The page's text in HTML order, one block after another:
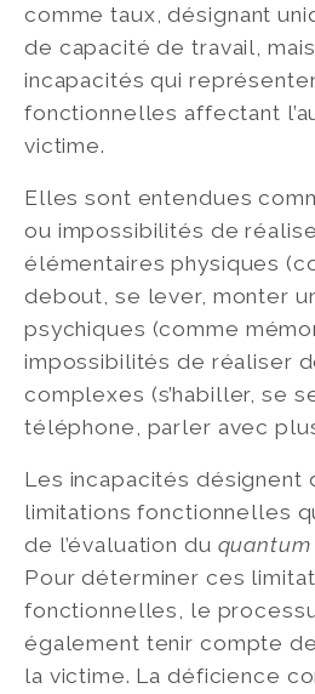
comme taux, désignant
de capacité de travail,
incapacités qui
fonctionnelles affectant
victime.
Elles sont entendues
ou impossibilités de
élémentaires physiques
debout, se lever, monter
psychiques (comme
impossibilités de réaliser
complexes (s’habiller, se
téléphone, parler avec
Les incapacités désignent
limitations fonctionnelles
de l’évaluation du quantum
Pour déterminer ces
fonctionnelles, le
également tenir compte
la victime. La déficience